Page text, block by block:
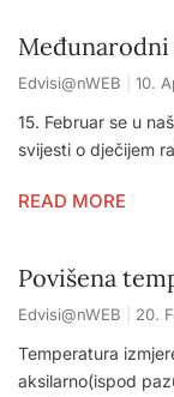
Međunarodni
Edvisi@nWEB 10.
15. Februar se u
svijesti o dječijem
READ MORE
Povišena
Edvisi@nWEB 20.
Temperatura
aksilarno(ispod